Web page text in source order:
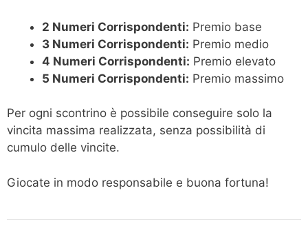
2 Numeri Corrispondenti: Premio base
3 Numeri Corrispondenti: Premio medio
4 Numeri Corrispondenti: Premio elevato
5 Numeri Corrispondenti: Premio massimo
Per ogni scontrino è possibile conseguire solo la
vincita massima realizzata, senza possibilità di
cumulo delle vincite.
Giocate in modo responsabile e buona fortuna!